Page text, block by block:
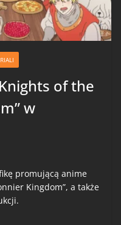
of the
w
promującą anime
Kingdom”, a także